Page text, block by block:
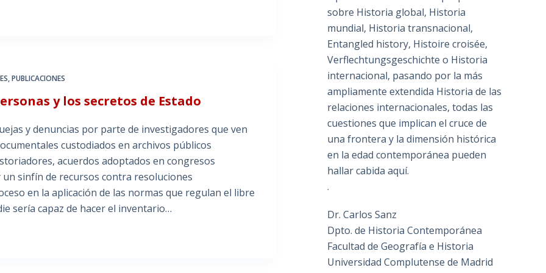
,PUBLICACIONES
y los secretos de Estado
y denuncias por parte de investigadores que ven
custodiados en archivos públicos
acuerdos adoptados en congresos
sinfín de recursos contra resoluciones
en la aplicación de las normas que regulan el libre
sería capaz de hacer el inventario…
sobre Historia global, Historia
mundial, Historia transnacional,
Entangled history, Histoire croisée,
Verflechtungsgeschichte o Historia
internacional, pasando por la más
ampliamente extendida Historia de las
relaciones internacionales, todas las
cuestiones que implican el cruce de
una frontera y la dimensión histórica
en la edad contemporánea pueden
hallar cabida aquí.
.
Dr. Carlos Sanz
Dpto. de Historia Contemporánea
Facultad de Geografía e Historia
Universidad Complutense de Madrid